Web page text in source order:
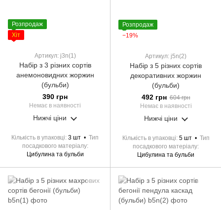
Розпродаж
Хіт
Артикул: j3n(1)
Набір з 3 різних сортів
анемоновидних жоржин
(бульби)
390 грн
Немає в наявності
Нижчі ціни
Кількість в упаковці 3 шт
Тип
посадкового матеріалу
Цибулина та бульби
Розпродаж
−19%
Артикул: j5n(2)
Набір з 5 різних сортів
декоративних жоржин
(бульби)
492 грн 604 грн
Немає в наявності
Нижчі ціни
Кількість в упаковці 5 шт
Тип
посадкового матеріалу
Цибулина та бульби